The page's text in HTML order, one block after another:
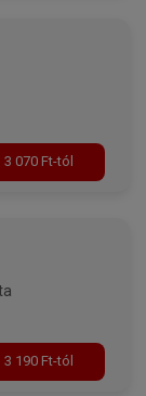
3 070 Ft-tól
3 190 Ft-tól